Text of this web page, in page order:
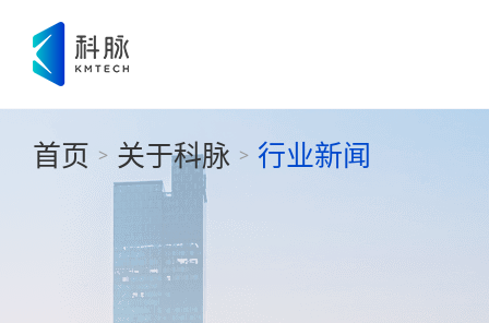
首页 > 关于科脉 > 行业新闻